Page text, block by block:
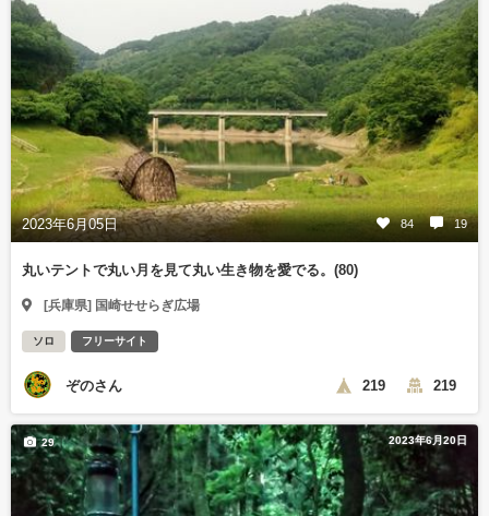
2023年6月05日 84 19
丸いテントで丸い月を見て丸い生き物を愛でる。(80)
[兵庫県] 国崎せせらぎ広場
ソロ フリーサイト
ぞのさん 219 219
2023年6月20日
29